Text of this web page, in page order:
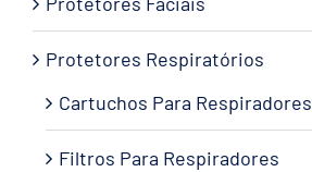
Protetores Respiratórios
Cartuchos Para Respiradores
Filtros Para Respiradores